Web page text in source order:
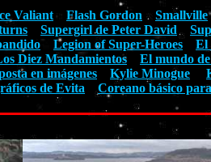
Valiant Flash Gordon
Smallville
Supergirl de Peter David
Legion of Super-Heroes
El
Diez Mandamientos
El mundo
en imágenes
Kylie Minogue
de Evita
Coreano básico